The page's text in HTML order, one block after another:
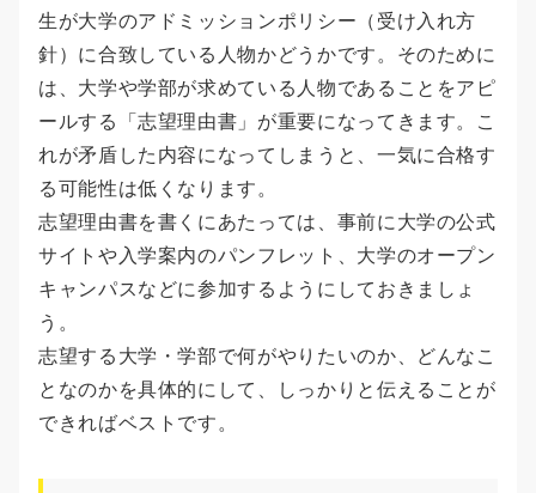
生が大学のアドミッションポリシー（受け入れ方
針）に合致している人物かどうかです。そのために
は、大学や学部が求めている人物であることをアピ
ールする「志望理由書」が重要になってきます。こ
れが矛盾した内容になってしまうと、一気に合格す
る可能性は低くなります。
志望理由書を書くにあたっては、事前に大学の公式
サイトや入学案内のパンフレット、大学のオープン
キャンパスなどに参加するようにしておきましょ
う。
志望する大学・学部で何がやりたいのか、どんなこ
となのかを具体的にして、しっかりと伝えることが
できればベストです。